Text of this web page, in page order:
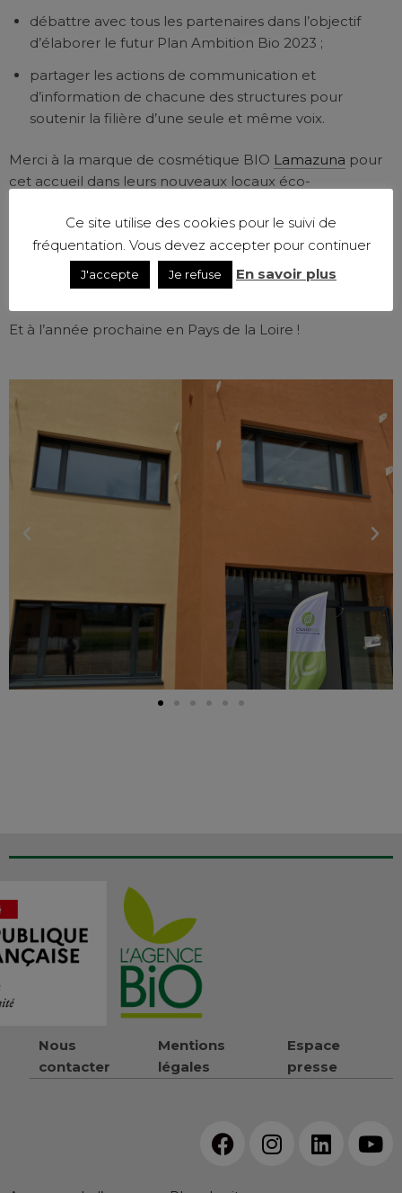
débattre avec tous les partenaires dans l’objectif
d’élaborer le futur Plan Ambition Bio 2023 ;
partager les actions de communication et
d’information de chacune des structures pour
soutenir la filière d’une seule et même voix.
Merci à la marque de cosmétique BIO Lamazuna pour
cet accueil dans leurs nouveaux locaux éco-
Merci également à Cluster BIO pour l’organisation de
ces temps forts formels et informels précieux pour le
développement de la bio.
Et à l’année prochaine en Pays de la Loire !
Nous
contacter
Mentions
légales
Espace
presse
Ce site utilise des cookies pour le suivi de
fréquentation. Vous devez accepter pour continuer
J'accepte Je refuse En savoir plus